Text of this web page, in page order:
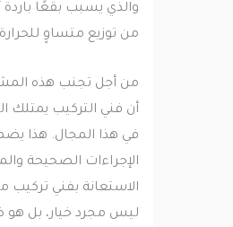
والذي يسبب بقعًا باردة أو
من توزيع متساوٍ للحرارة.
من أجل تجنب هذه
أن فني التركيب يمتلك
في هذا المجال. هذا يضمن
الإجراءات الصحيحة
الاستعانة بفني تركيب
ليس مجرد خيار، بل هو